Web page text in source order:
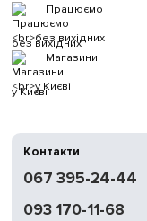
Працюємо
без вихідних
Магазини
у Києві
Контакти
067 395-24-44
093 170-11-68